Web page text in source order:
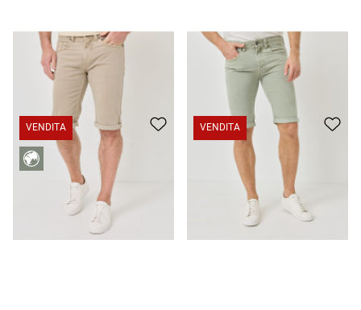
Pantaloncini in denim realizzati in cotone elasticizzato CHF 39.95 CHF 29.95 Pantaloncini in denim realizzati in cotone elasticizzato CHF 39.95 CHF 29.95
VENDITA VENDITA